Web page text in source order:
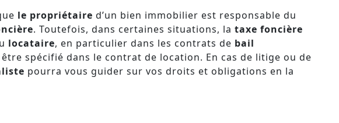
le propriétaire d’un bien immobilier est responsable du
. Toutefois, dans certaines situations, la taxe foncière
locataire, en particulier dans les contrats de bail
être spécifié dans le contrat de location. En cas de litige ou de
pourra vous guider sur vos droits et obligations en la